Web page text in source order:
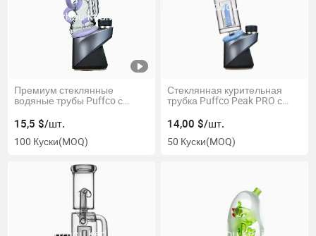
Премиум стеклянные
водяные трубы Puffco с
15,5 $/шт.
100 Куски(MOQ)
Стеклянная курительная
трубка Puffco Peak PRO с
14,00 $/шт.
50 Куски(MOQ)